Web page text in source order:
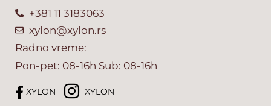
+381 11 3183063
xylon@xylon.rs
Radno vreme:
Pon-pet: 08-16h Sub: 08-16h
XYLON XYLON